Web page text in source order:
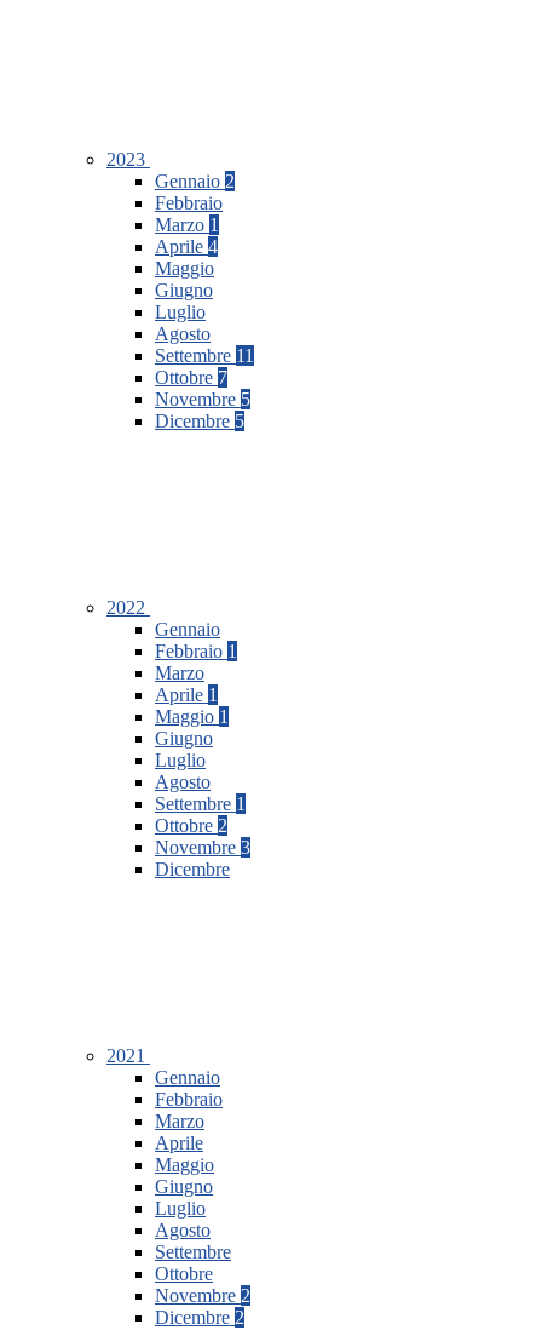
2023
Gennaio 2
Febbraio
Marzo 1
Aprile 4
Maggio
Giugno
Luglio
Agosto
Settembre 11
Ottobre 7
Novembre 5
Dicembre 5
2022
Gennaio
Febbraio 1
Marzo
Aprile 1
Maggio 1
Giugno
Luglio
Agosto
Settembre 1
Ottobre 2
Novembre 3
Dicembre
2021
Gennaio
Febbraio
Marzo
Aprile
Maggio
Giugno
Luglio
Agosto
Settembre
Ottobre
Novembre 2
Dicembre 2